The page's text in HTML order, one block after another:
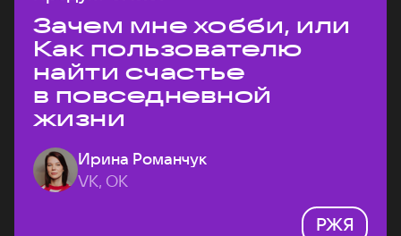
Зачем мне хобби, или
Как пользователю
найти счастье
в повседневной
жизни
Ирина Романчук
VK, ОК
РЖЯ